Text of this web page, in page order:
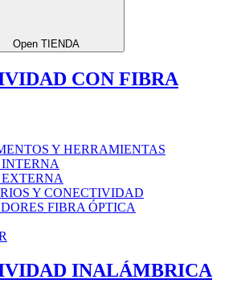
Open TIENDA
CON FIBRA
Y HERRAMIENTAS
Y CONECTIVIDAD
FIBRA ÓPTICA
INALÁMBRICA